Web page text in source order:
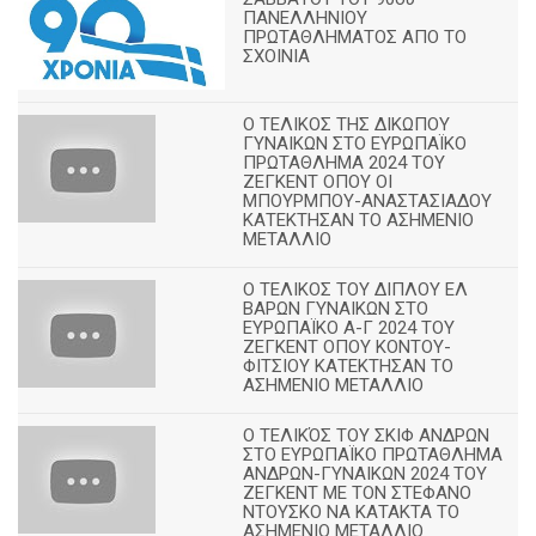
ΠΑΝΕΛΛΗΝΙΟΥ
ΠΡΩΤΑΘΛΗΜΑΤΟΣ ΑΠΟ ΤΟ
ΣΧΟΙΝΙΑ
Ο ΤΕΛΙΚΟΣ ΤΗΣ ΔΙΚΩΠΟΥ
ΓΥΝΑΙΚΩΝ ΣΤΟ ΕΥΡΩΠΑΪΚΟ
ΠΡΩΤΑΘΛΗΜΑ 2024 ΤΟΥ
ΖΕΓΚΕΝΤ ΟΠΟΥ ΟΙ
ΜΠΟΥΡΜΠΟΥ-ΑΝΑΣΤΑΣΙΑΔΟΥ
ΚΑΤΕΚΤΗΣΑΝ ΤΟ ΑΣΗΜΕΝΙΟ
ΜΕΤΑΛΛΙΟ
Ο ΤΕΛΙΚΟΣ ΤΟΥ ΔΙΠΛΟΥ ΕΛ
ΒΑΡΩΝ ΓΥΝΑΙΚΩΝ ΣΤΟ
ΕΥΡΩΠΑΪΚΟ Α-Γ 2024 ΤΟΥ
ΖΕΓΚΕΝΤ ΟΠΟΥ ΚΟΝΤΟΥ-
ΦΙΤΣΙΟΥ ΚΑΤΕΚΤΗΣΑΝ ΤΟ
ΑΣΗΜΕΝΙΟ ΜΕΤΑΛΛΙΟ
Ο ΤΕΛΙΚΌΣ ΤΟΥ ΣΚΙΦ ΑΝΔΡΩΝ
ΣΤΟ ΕΥΡΩΠΑΪΚΟ ΠΡΩΤΑΘΛΗΜΑ
ΑΝΔΡΩΝ-ΓΥΝΑΙΚΩΝ 2024 ΤΟΥ
ΖΕΓΚΕΝΤ ΜΕ ΤΟΝ ΣΤΕΦΑΝΟ
ΝΤΟΥΣΚΟ ΝΑ ΚΑΤΑΚΤΑ ΤΟ
ΑΣΗΜΕΝΙΟ ΜΕΤΑΛΛΙΟ